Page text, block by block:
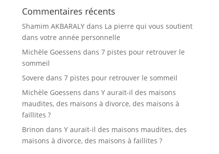
Commentaires récents
Shamim AKBARALYdans La pierre qui vous soutient
dans votre année personnelle
Michèle Goessens dans 7 pistes pour retrouver le
sommeil
Sovere dans 7 pistes pour retrouver le sommeil
Michèle Goessens dans Y aurait-il des maisons
maudites, des maisons à divorce, des maisons à
faillites ?
Brinon dans Y aurait-il des maisons maudites, des
maisons à divorce, des maisons à faillites ?